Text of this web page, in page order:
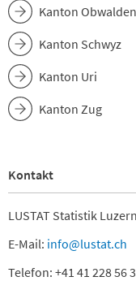
Kanton Obwalden
Kanton Schwyz
Kanton Uri
Kanton Zug
Kontakt
LUSTAT Statistik Luzern
E-Mail: info@lustat.ch
Telefon: +41 41 228 56